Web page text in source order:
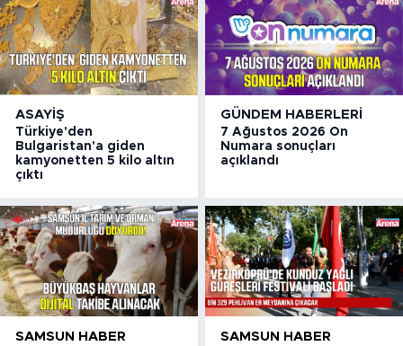
ASAYIŞ
Türkiye'den
Bulgaristan'a giden
kamyonetten 5 kilo altın
çıktı
GÜNDEM HABERLERI
7 Ağustos 2026 On
Numara sonuçları
açıklandı
SAMSUN HABER SAMSUN HABER